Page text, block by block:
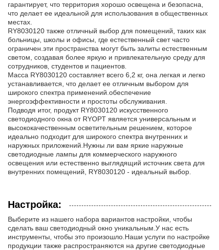
гарантирует, что территория хорошо освещена и безопасна,
что делает ее идеальной для использования в общественных
местах.
RY8030120 также отличный выбор для помещений, таких как
больницы, школы и офисы, где естественный свет часто
ограничен.эти пространства могут быть залиты естественным
светом, создавая более яркую и привлекательную среду для
сотрудников, студентов и пациентов.
Масса RY8030120 составляет всего 6,2 кг, она легкая и легко
устанавливается, что делает ее отличным выбором для
широкого спектра применений.обеспечение
энергоэффективности и простоты обслуживания.
Подводя итог, продукт RY8030120 искусственного
светодиодного окна от RYOPT является универсальным и
высококачественным осветительным решением, которое
идеально подходит для широкого спектра внутренних и
наружных приложений.Нужны ли вам яркие наружные
светодиодные лампы для коммерческого наружного
освещения или естественно выглядящий источник света для
внутренних помещений, RY8030120 - идеальный выбор.
Настройка:
Выберите из нашего набора вариантов настройки, чтобы
сделать ваш светодиодный окно уникальным.У нас есть
инструменты, чтобы это произошло.Наши услуги по настройке
продукции также распространяются на другие светодиодные